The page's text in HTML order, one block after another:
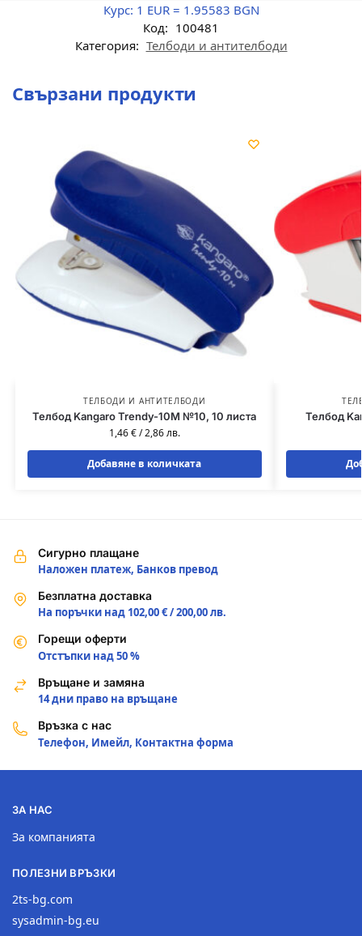
Курс: 1 EUR = 1.95583 BGN
Код: 100481
Категория: Телбоди и антителбоди
Свързани продукти
ТЕЛБОДИ И АНТИТЕЛБОДИ
Телбод Kangaro Trendy-10M №10, 10 листа
1,46€/2,86лв.
Добавяне в количката
Телбод
Сигурно плащане
Наложен платеж, Банков превод
Безплатна доставка
На поръчки над 102,00 € / 200,00 лв.
Горещи оферти
Отстъпки над 50 %
Връщане и замяна
14 дни право на връщане
Връзка с нас
Телефон, Имейл, Контактна форма
ЗА НАС
За компанията
ПОЛЕЗНИ ВРЪЗКИ
2ts-bg.com
sysadmin-bg.eu